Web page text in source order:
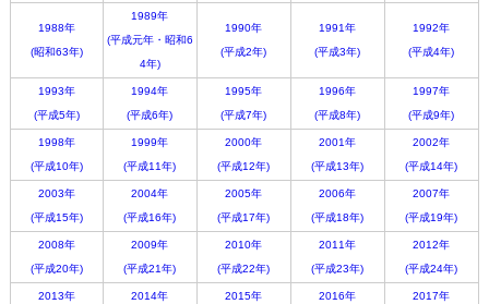
1988年
(昭和63年)
1989年
(平成元年・昭和6
4年)
1990年
(平成2年)
1991年
(平成3年)
1992年
(平成4年)
1993年
(平成5年)
1994年
(平成6年)
1995年
(平成7年)
1996年
(平成8年)
1997年
(平成9年)
1998年
(平成10年)
1999年
(平成11年)
2000年
(平成12年)
2001年
(平成13年)
2002年
(平成14年)
2003年
(平成15年)
2004年
(平成16年)
2005年
(平成17年)
2006年
(平成18年)
2007年
(平成19年)
2008年
(平成20年)
2009年
(平成21年)
2010年
(平成22年)
2011年
(平成23年)
2012年
(平成24年)
2013年
2014年
2015年
2016年
2017年